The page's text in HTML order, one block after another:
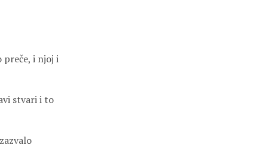
preče, i njoj i
stvari i to